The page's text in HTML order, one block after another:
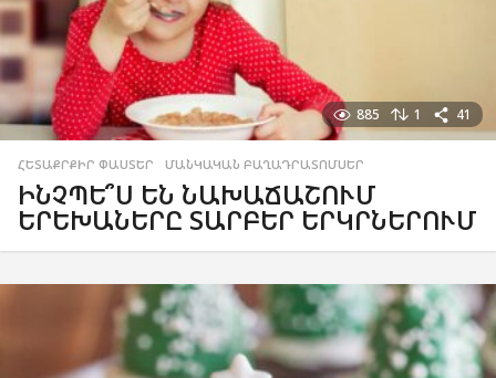
885 1 41
ՀԵՏԱՔՐՔԻՐ ՓԱՍՏԵՐ ,ՄԱՆԿԱԿԱՆ ԲԱՂԱԴՐԱՏՈՄՍԵՐ
ԻՆՉՊԵ՞Ս ԵՆ ՆԱԽԱՃԱՇՈՒՄ
ԵՐԵԽԱՆԵՐԸ ՏԱՐԲԵՐ ԵՐԿՐՆԵՐՈՒՄ